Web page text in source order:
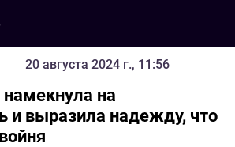
20 августа 2024 г., 11:56
намекнула на
и выразила надежду, что